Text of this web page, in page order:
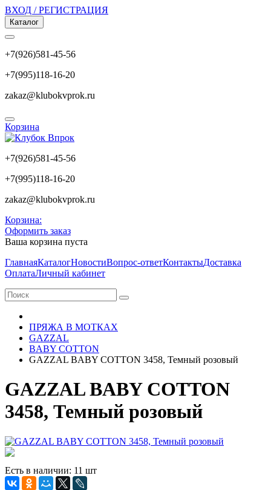
ВХОД / РЕГИСТРАЦИЯ
Каталог
+7(926)581-45-56
+7(995)118-16-20
zakaz@klubokvprok.ru
Корзина
+7(926)581-45-56
+7(995)118-16-20
zakaz@klubokvprok.ru
Корзина:
Оформить заказ
Ваша корзина пуста
ГлавнаяКаталогНовостиВопрос-ответКонтактыДоставка
ОплатаЛичный кабинет
ПРЯЖА В МОТКАХ
GAZZAL
BABY COTTON
GAZZAL BABY COTTON 3458, Темный розовый
GAZZAL BABY COTTON
3458, Темный розовый
Есть в наличии: 11 шт